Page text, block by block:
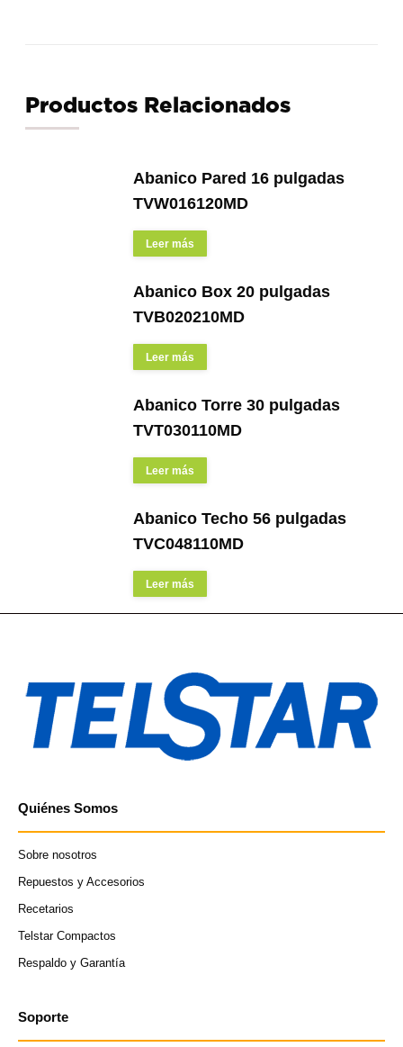
Productos Relacionados
Abanico Pared 16 pulgadas
TVW016120MD
Leer más
Abanico Box 20 pulgadas
TVB020210MD
Leer más
Abanico Torre 30 pulgadas
TVT030110MD
Leer más
Abanico Techo 56 pulgadas
TVC048110MD
Leer más
Quiénes Somos
Sobre nosotros
Repuestos y Accesorios
Recetarios
Telstar Compactos
Respaldo y Garantía
Soporte